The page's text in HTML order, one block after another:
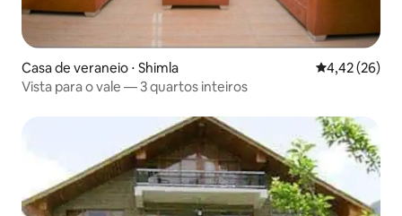
Casa de veraneio ⋅ Shimla 4,42 de uma
4,42 (26)
Vista para o vale — 3 quartos inteiros